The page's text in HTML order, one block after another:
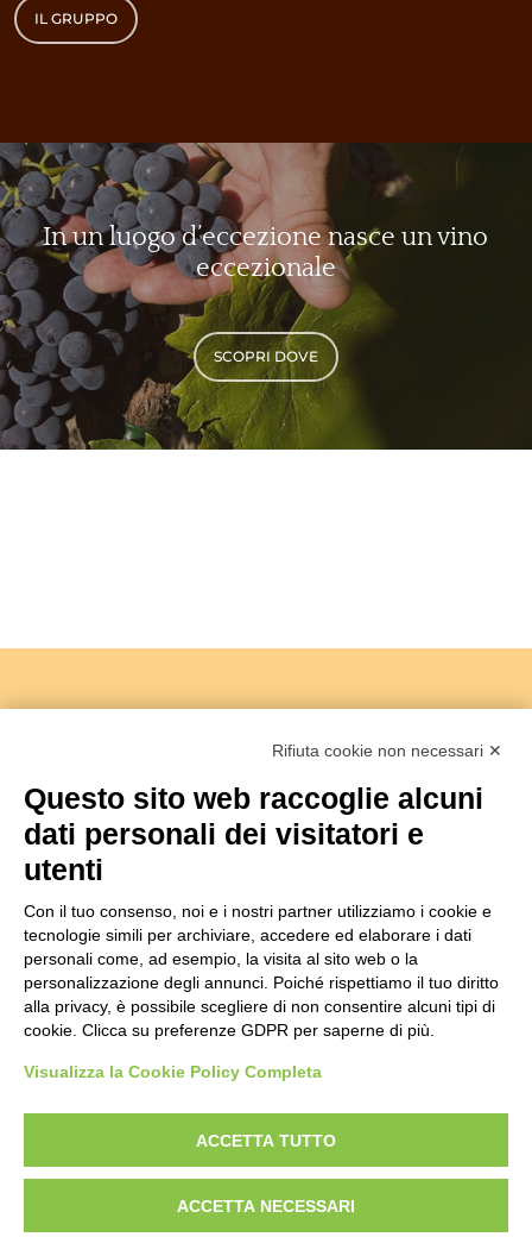
IL GRUPPO
In un luogo d’eccezione nasce un vino
eccezionale
SCOPRI DOVE
Copyright 2018 -Società Agricola I Sabbioni S.S
Viale Bologna 286/A - 47122 Forlì Italia
P.IVA 03760260400Informativa Privacy&Cookie Policy
Managed by Hi-Net
Gestisci consenso
Rifiuta cookie non necessari ✕
Questo sito web raccoglie alcuni
dati personali dei visitatori e
utenti
Con il tuo consenso, noi e i nostri partner utilizziamo i cookie e
tecnologie simili per archiviare, accedere ed elaborare i dati
personali come, ad esempio, la visita al sito web o la
personalizzazione degli annunci. Poiché rispettiamo il tuo diritto
alla privacy, è possibile scegliere di non consentire alcuni tipi di
cookie. Clicca su preferenze GDPR per saperne di più.
Visualizza la Cookie Policy Completa
ACCETTA TUTTO
ACCETTA NECESSARI